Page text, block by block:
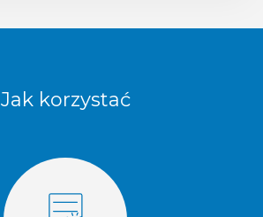
Jak korzystać